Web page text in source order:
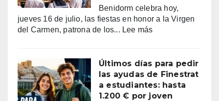
guerra
de
sombrillas
España
campeona
Benidorm celebra hoy,
jueves 16 de julio, las fiestas en honor a la Virgen
del Carmen, patrona de los... Lee más:
el
Día
del
Carmen
Últimos días para pedir
las ayudas de Finestrat
a estudiantes: hasta
1.200 € por joven